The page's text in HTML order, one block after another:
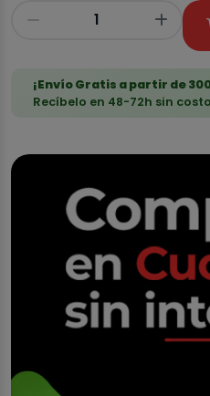
¡Envío Gratis a partir de
Recíbelo en 48-72h sin